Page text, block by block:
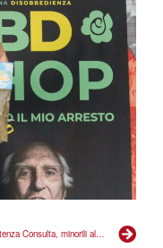
Bene sentenza Consulta, minorili allo sbando causa Caivano